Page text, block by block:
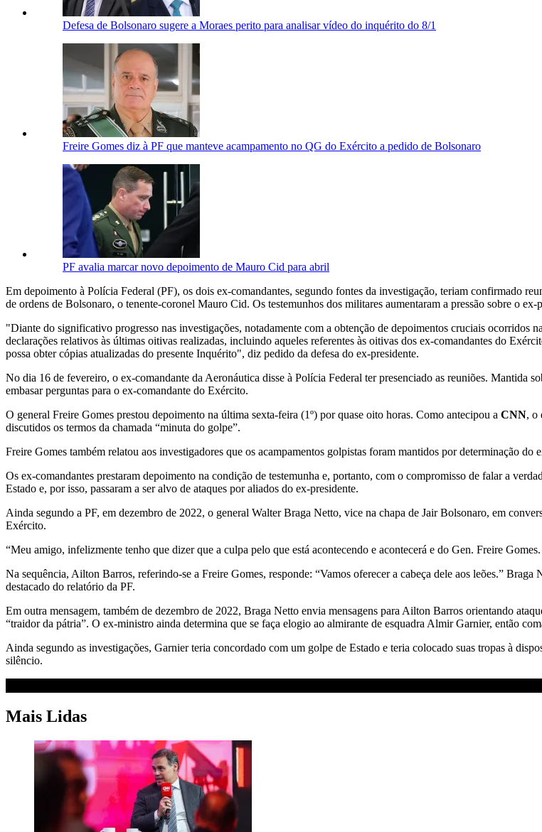
Defesa de Bolsonaro sugere a Moraes perito para analisar vídeo do inquérito do 8/1
Freire Gomes diz à PF que manteve acampamento no QG do Exército a pedido de Bolsonaro
PF avalia marcar novo depoimento de Mauro Cid para abril
Em depoimento à Polícia Federal (PF), os dois ex-comandantes, segundo fontes da investigação, teriam confirmado
de ordens de Bolsonaro, o tenente-coronel Mauro Cid. Os testemunhos dos militares aumentaram a pressão sobre o ex-
"Diante do significativo progresso nas investigações, notadamente com a obtenção de depoimentos cruciais ocorridos
declarações relativos às últimas oitivas realizadas, incluindo aqueles referentes às oitivas dos ex-comandantes do
possa obter cópias atualizadas do presente Inquérito", diz pedido da defesa do ex-presidente.
No dia 16 de fevereiro, o ex-comandante da Aeronáutica disse à Polícia Federal ter presenciado as reuniões. Mantida
embasar perguntas para o ex-comandante do Exército.
O general Freire Gomes prestou depoimento na última sexta-feira (1º) por quase oito horas. Como antecipou a CNN, o
discutidos os termos da chamada “minuta do golpe”.
Freire Gomes também relatou aos investigadores que os acampamentos golpistas foram mantidos por determinação do
Os ex-comandantes prestaram depoimento na condição de testemunha e, portanto, com o compromisso de falar a
Estado e, por isso, passaram a ser alvo de ataques por aliados do ex-presidente.
Ainda segundo a PF, em dezembro de 2022, o general Walter Braga Netto, vice na chapa de Jair Bolsonaro, em
Exército.
“Meu amigo, infelizmente tenho que dizer que a culpa pelo que está acontecendo e acontecerá e do Gen. Freire
Na sequência, Ailton Barros, referindo-se a Freire Gomes, responde: “Vamos oferecer a cabeça dele aos leões.”
destacado do relatório da PF.
Em outra mensagem, também de dezembro de 2022, Braga Netto envia mensagens para Ailton Barros orientando
“traidor da pátria”. O ex-ministro ainda determina que se faça elogio ao almirante de esquadra Almir Garnier, então
Ainda segundo as investigações, Garnier teria concordado com um golpe de Estado e teria colocado suas tropas à
silêncio.
Mais Lidas